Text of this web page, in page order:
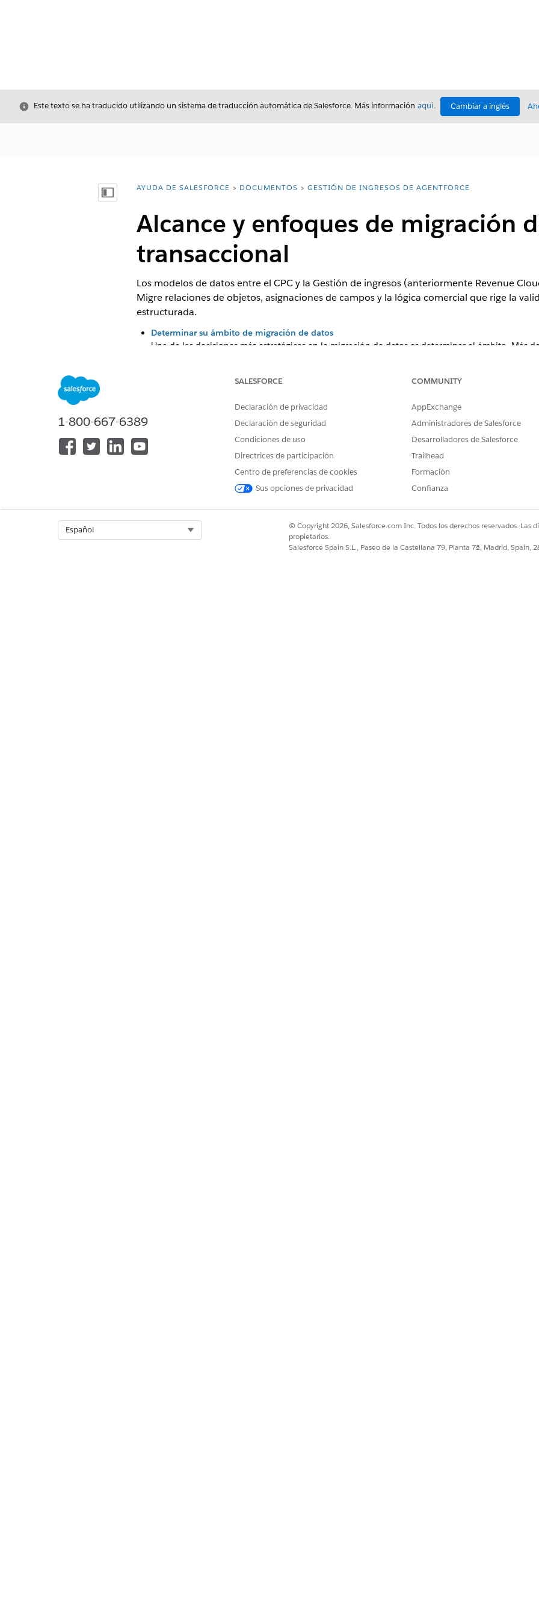
Cerrar
Este texto se ha traducido utilizando un sistema de traducción automática de Salesforce. Más información aquí. Cambiar a inglés
Mostrar índice de materias
Usted está aquí:
AYUDA DE SALESFORCE DOCUMENTOS GESTIÓN DE INGRESOS DE AGENTFORCE
Alcance y enfoques de migración
transaccional
Los modelos de datos entre el CPC y la Gestión deingresos (anteriormente Revenue
Migre relaciones de objetos, asignaciones de campos y la lógica comercial que rige la
estructurada.
Determinar su ámbito de migración de datos
Una de las decisiones más estratégicas en la migración de datos es determinar el ámbito. Más
Compare cuatro formas de gestionar datos transaccionales en vivo para ponderar la
Cambios en la arquitectura y consideraciones técnicas
La migración de Salesforce CPQ a Revenue Management es un cambio arquitectónico. El
candidatos funcionales y propietarios comerciales, debe comprender los cambios del modelo
migración, evitar problemas comunes y garantizar la integridad de los datos en todos los
Utilice esta tabla para comprender el nivel de automatización para cada componente de datos
1-800-667-6389
SALESFORCE
Declaración de privacidad
Declaración de seguridad
Condiciones de uso
Directrices de participación
Centro de preferencias de cookies
Sus opciones de privacidad
COMMUNITY
AppExchange
Administradores de Salesforce
Desarrolladores de Salesforce
Trailhead
Formación
Confianza
Español
© Copyright 2026, Salesforce.com Inc. Todos los derechos reservados. Las
propietarios.
Salesforce Spain S.L., Paseo de la Castellana 79, Planta 7ª, Madrid, Spain,